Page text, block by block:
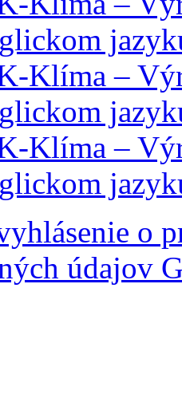
Klíma –
Klíma –
o
údajov